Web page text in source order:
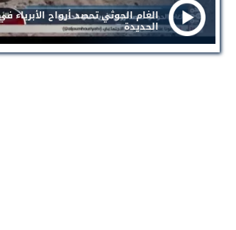
الغام الحوثي تحصد أرواح الأبرياء
الحديدة